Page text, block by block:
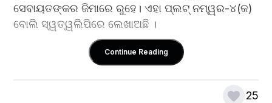
ସେବାୟତଙ୍କର ଜିମାରେ ରୁହେ। ଏହା ପ୍ଲଟ୍‍ ନମ୍ୱର-୪(କ)
ବୋଲି ସ୍ୱତ୍ୱଲିପିରେ ଲେଖାଅଛି ।
Continue Reading
25